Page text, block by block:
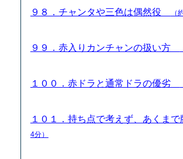
９８．チャンタや三色は偶然役 （
９９．赤入りカンチャンの扱い方
１００．赤ドラと通常ドラの優劣
１０１．持ち点で考えず、あくま
4分）